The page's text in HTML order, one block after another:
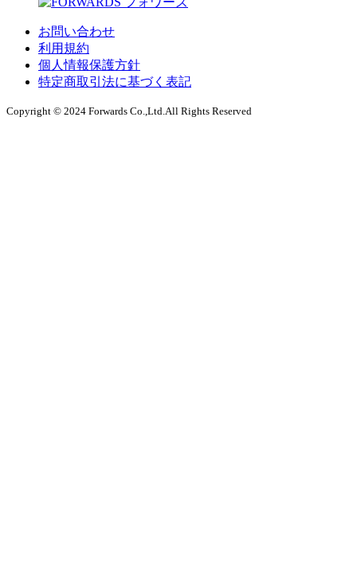
お問い合わせ
利用規約
個人情報保護方針
特定商取引法に基づく表記
Copyright © 2024 Forwards Co.,Ltd.All Rights Reserved